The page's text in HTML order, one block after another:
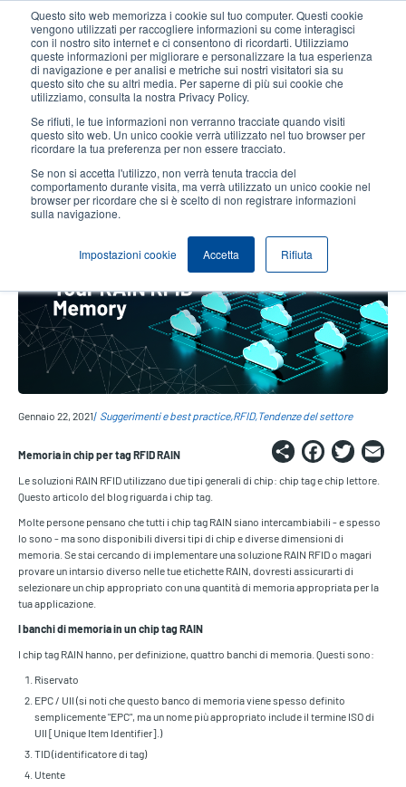
Questo sito web memorizza i cookie sul tuo computer. Questi cookie
vengono utilizzati per raccogliere informazioni su come interagisci
con il nostro sito internet e ci consentono di ricordarti. Utilizziamo
queste informazioni per migliorare e personalizzare la tua esperienza
di navigazione e per analisi e metriche sui nostri visitatori sia su
questo sito che su altri media. Per saperne di più sui cookie che
utilizziamo, consulta la nostra Privacy Policy.
Se rifiuti, le tue informazioni non verranno tracciate quando visiti
questo sito web. Un unico cookie verrà utilizzato nel tuo browser per
ricordare la tua preferenza per non essere tracciato.
Se non si accetta l'utilizzo, non verrà tenuta traccia del
comportamento durante visita, ma verrà utilizzato un unico cookie nel
browser per ricordare che si è scelto di non registrare informazioni
sulla navigazione.
Impostazioni cookie Accetta Rifiuta
contenuto
principale
User
account
User
Header
Seleziona Prodotti Contatto Vendite
La tua guida alla memoria nei chip
per tag RFID RAIN
Gennaio 22, 2021 Suggerimenti e best practice RFID Tendenze del settore
Share
Memoria in chip per tag RFID RAIN
Le soluzioni RAIN RFID utilizzano due tipi generali di chip: chip tag e chip lettore.
Questo articolo del blog riguarda i chip tag.
Molte persone pensano che tutti i chip tag RAIN siano intercambiabili - e spesso
lo sono - ma sono disponibili diversi tipi di chip e diverse dimensioni di
memoria. Se stai cercando di implementare una soluzione RAIN RFID o magari
provare un intarsio diverso nelle tue etichette RAIN, dovresti assicurarti di
selezionare un chip appropriato con una quantità di memoria appropriata per la
tua applicazione.
I banchi di memoria in un chip tag RAIN
I chip tag RAIN hanno, per definizione, quattro banchi di memoria. Questi sono:
Riservato
EPC / UII (si noti che questo banco di memoria viene spesso definito
semplicemente "EPC", ma un nome più appropriato include il termine ISO di
UII [Unique Item Identifier].)
TID (identificatore di tag)
Utente